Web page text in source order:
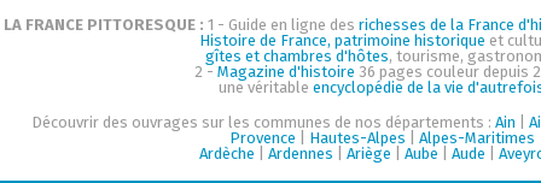
LA FRANCE PITTORESQUE : 1 - Guide en ligne des richesses de la France
Histoire de France, patrimoine historique et
gîtes et chambres d'hôtes, tourisme,
2 - Magazine d'histoire 36 pages couleur depuis
une véritable encyclopédie de la vie
Découvrir des ouvrages sur les communes de nos départements : Ain
Provence
Hautes-Alpes
Alpes-Maritimes
Ardèche
Ardennes Ariège Aube Aude